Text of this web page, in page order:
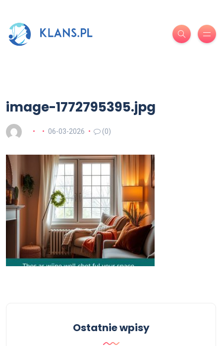
image-1772795395.jpg
06-03-2026 (0)
Ostatnie wpisy